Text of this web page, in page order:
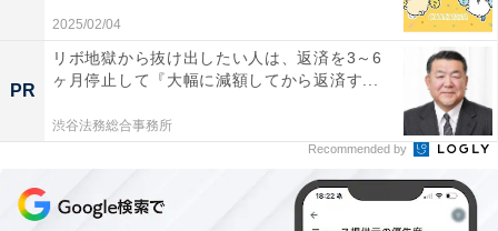
2025/02/04
PR
リボ地獄から抜け出したい人は、返済を3～6
ヶ月停止して『大幅に減額してから返済す...
渋谷法務総合事務所
Recommended by